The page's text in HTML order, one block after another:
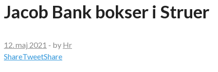
Jacob Bank bokser i Struer
12. maj 2021 - by Hr
ShareTweetShare